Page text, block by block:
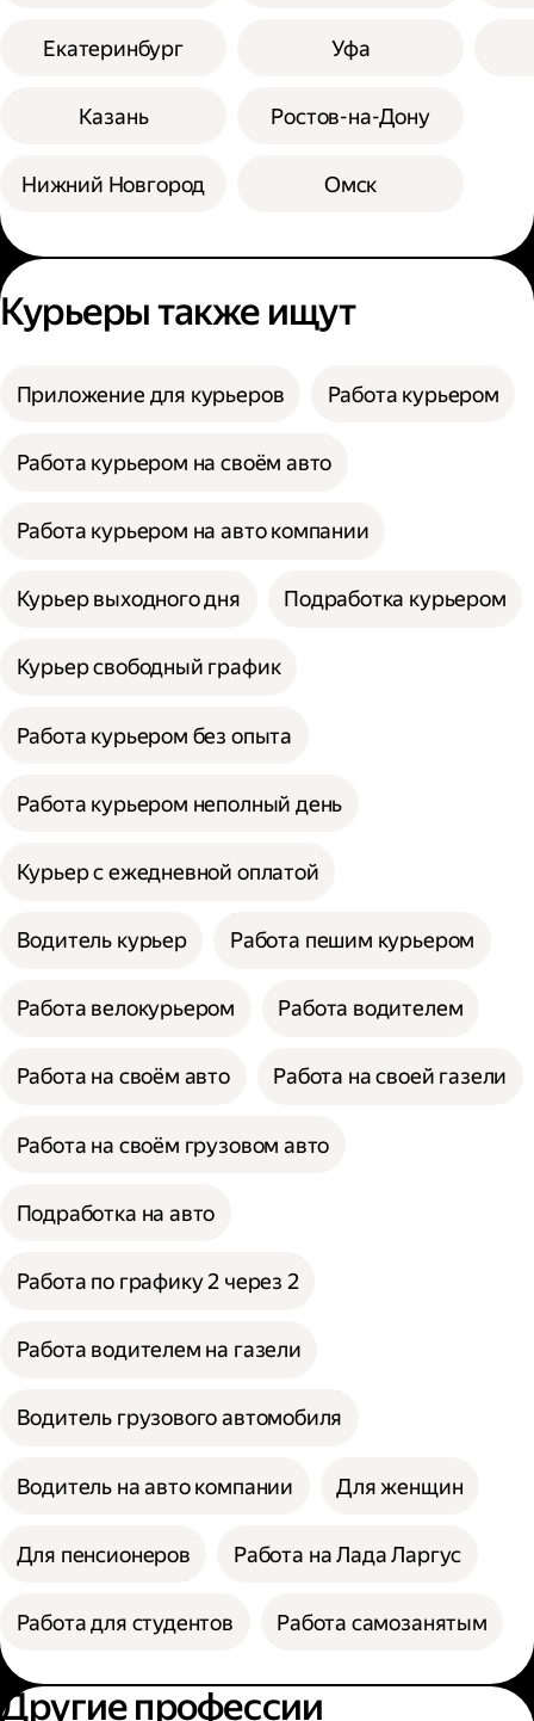
Екатеринбург
Казань
Нижний Новгород
Уфа
Ростов-на-Дону
Омск
Курьеры также ищут
Приложение для курьеров Работа курьером
Работа курьером на своём авто
Работа курьером на авто компании
Курьер выходного дня Подработка курьером
Курьер свободный график
Работа курьером без опыта
Работа курьером неполный день
Курьер с ежедневной оплатой
Водитель курьер Работа пешим курьером
Работа велокурьером Работа водителем
Работа на своём авто Работа на своей газели
Работа на своём грузовом авто
Подработка на авто
Работа по графику 2 через 2
Работа водителем на газели
Водитель грузового автомобиля
Водитель на авто компании Для женщин
Для пенсионеров Работа на Лада Ларгус
Работа для студентов Работа самозанятым
Другие профессии